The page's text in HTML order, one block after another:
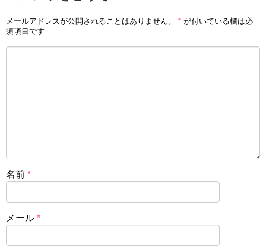
メールアドレスが公開されることはありません。 * が付いている欄は必
須項目です
名前 *
メール *